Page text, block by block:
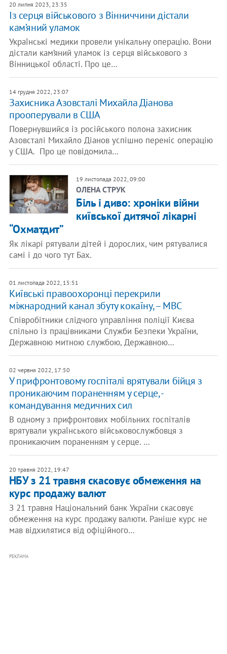
20 липня 2023, 23:35
Із серця військового з Вінниччини дістали
кам’яний уламок
Українські медики провели унікальну операцію. Вони
дістали кам’яний уламок із серця військового з
Вінницької області. Про це…
14 грудня 2022, 23:07
Захисника Азовсталі Михайла Діанова
прооперували в США
Повернувшийся із російського полона захисник
Азовсталі Михайло Діанов успішно переніс операцію
у США. Про це повідомила…
19 листопада 2022, 09:00
ОЛЕНА СТРУК
Біль і диво: хроніки війни
київської дитячої лікарні
“Охматдит”
Як лікарі рятували дітей і дорослих, чим рятувалися
самі і до чого тут Бах.
01 листопада 2022, 15:51
Київські правоохоронці перекрили
міжнародний канал збуту кокаїну, – МВС
Співробітники слідчого управління поліції Києва
спільно із працівниками Служби Безпеки України,
Державною митною службою, Державною…
02 червня 2022, 17:50
У прифронтовому госпіталі врятували бійця з
проникаючим пораненням у серце, -
командування медичних сил
В одному з прифронтових мобільних госпіталів
врятували українського військовослужбовця з
проникаючим пораненням у серце. …
20 травня 2022, 19:47
НБУ з 21 травня скасовує обмеження на
курс продажу валют
З 21 травня Національний банк України скасовує
обмеження на курс продажу валюти. Раніше курс не
мав відхилятися від офіційного…
РЕКЛАМА